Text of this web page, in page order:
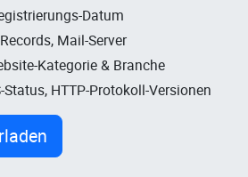
Datum
Mail-Server
Kategorie & Branche
Status, HTTP-Protokoll-Versionen